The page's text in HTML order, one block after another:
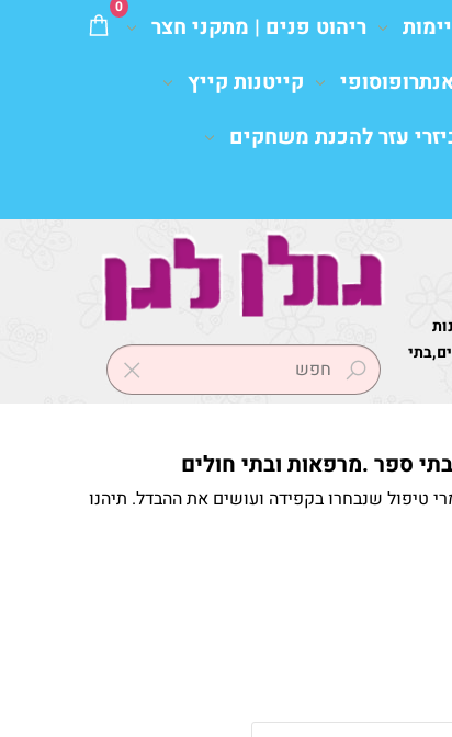
0
ריהוט פנים | מתקני חצר
קייטנות קייץ
עזר להכנת משחקים
ספר .מרפאות ובתי חולים
טיפול שנבחרו בקפידה ועושים את ההבדל. תיהנו